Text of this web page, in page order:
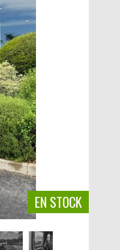
EN STOCK